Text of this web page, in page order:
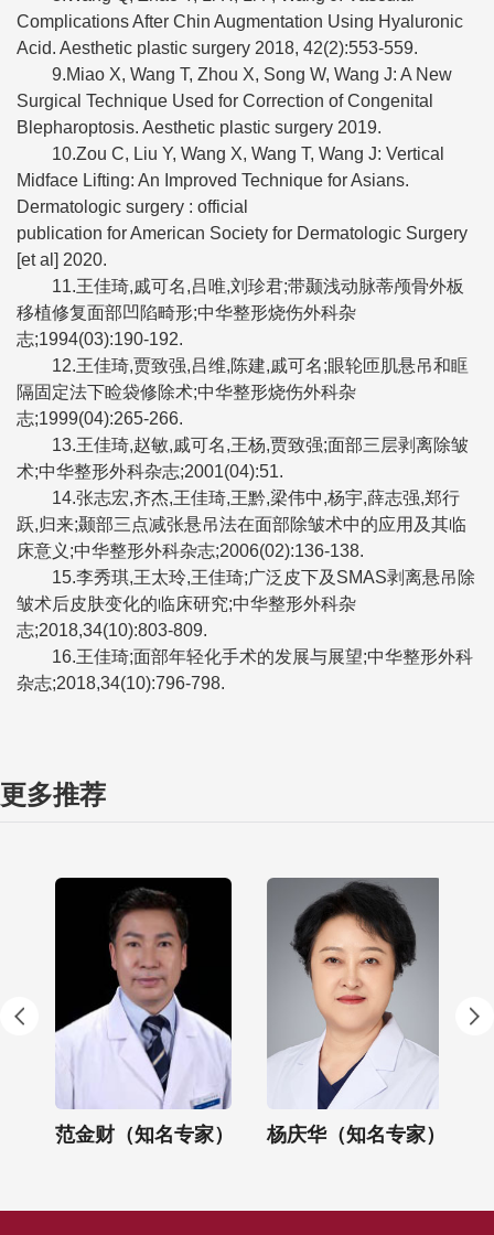
Complications After Chin Augmentation Using Hyaluronic
Acid. Aesthetic plastic surgery 2018, 42(2):553-559.
9.Miao X, Wang T, Zhou X, Song W, Wang J: A New
Surgical Technique Used for Correction of Congenital
Blepharoptosis. Aesthetic plastic surgery 2019.
10.Zou C, Liu Y, Wang X, Wang T, Wang J: Vertical
Midface Lifting: An Improved Technique for Asians.
Dermatologic surgery : official
publication for American Society for Dermatologic Surgery
[et al] 2020.
11.王佳琦,戚可名,吕唯,刘珍君;带颞浅动脉蒂颅骨外板
移植修复面部凹陷畸形;中华整形烧伤外科杂
志;1994(03):190-192.
12.王佳琦,贾致强,吕维,陈建,戚可名;眼轮匝肌悬吊和眶
隔固定法下睑袋修除术;中华整形烧伤外科杂
志;1999(04):265-266.
13.王佳琦,赵敏,戚可名,王杨,贾致强;面部三层剥离除皱
术;中华整形外科杂志;2001(04):51.
14.张志宏,齐杰,王佳琦,王黔,梁伟中,杨宇,薛志强,郑行
跃,归来;颞部三点减张悬吊法在面部除皱术中的应用及其临
床意义;中华整形外科杂志;2006(02):136-138.
15.李秀琪,王太玲,王佳琦;广泛皮下及SMAS剥离悬吊除
皱术后皮肤变化的临床研究;中华整形外科杂
志;2018,34(10):803-809.
16.王佳琦;面部年轻化手术的发展与展望;中华整形外科
杂志;2018,34(10):796-798.
更多推荐
范金财（知名专家） 杨庆华（知名专家）